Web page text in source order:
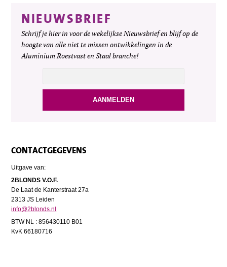
NIEUWSBRIEF
Schrijf je hier in voor de wekelijkse Nieuwsbrief en blijf op de
hoogte van alle niet te missen ontwikkelingen in de
Aluminium Roestvast en Staal branche!
CONTACTGEGEVENS
Uitgave van:
2BLONDS V.O.F.
De Laat de Kanterstraat 27a
2313 JS Leiden
info@2blonds.nl
BTW NL : 856430110 B01
KvK 66180716